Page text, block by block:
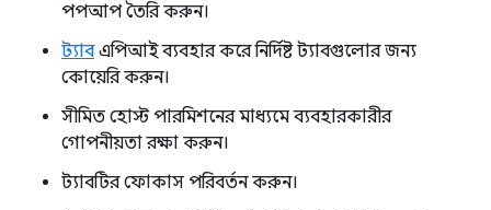
পপআপ তৈরি করুন।
ট্যাবএপিআই ব্যবহার করে নির্দিষ্ট ট্যাবগুলোর জন্য
কোয়েরি করুন।
সীমিত হোস্ট পারমিশনের মাধ্যমে ব্যবহারকারীর
গোপনীয়তা রক্ষা করুন।
ট্যাবটির ফোকাস পরিবর্তন করুন।